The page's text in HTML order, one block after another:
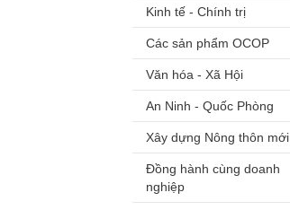
Kinh tế - Chính trị
Các sản phẩm OCOP
Văn hóa - Xã Hội
An Ninh - Quốc Phòng
Xây dựng Nông thôn mới
Đồng hành cùng doanh
nghiệp